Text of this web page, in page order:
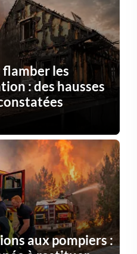
les
: des hausses
aux pompiers :